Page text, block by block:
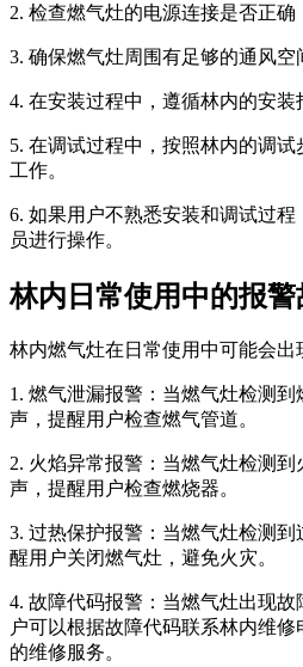
2. 检查燃气灶的电源连接是否正确
3. 确保燃气灶周围有足够的通风空
4. 在安装过程中，遵循林内的安装
5. 在调试过程中，按照林内的调
工作。
6. 如果用户不熟悉安装和调试过程
员进行操作。
林内日常使用中的报警
林内燃气灶在日常使用中可能会出
1. 燃气泄漏报警：当燃气灶检测
声，提醒用户检查燃气管道。
2. 火焰异常报警：当燃气灶检测
声，提醒用户检查燃烧器。
3. 过热保护报警：当燃气灶检测
醒用户关闭燃气灶，避免火灾。
4. 故障代码报警：当燃气灶出现
户可以根据故障代码联系林内维修
的维修服务。